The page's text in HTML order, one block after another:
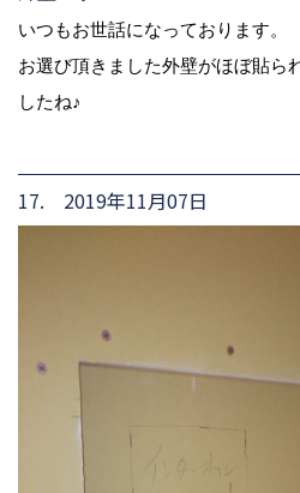
いつもお世話になっております。
お選び頂きました外壁がほぼ貼ら
したね♪
17. 2019年11月07日